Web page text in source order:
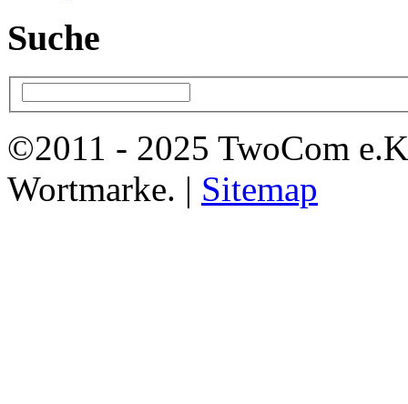
Suche
©2011 - 2025 TwoCom
Wortmarke. | Sitemap